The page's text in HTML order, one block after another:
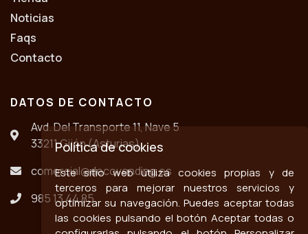
Noticias
Faqs
Contacto
DATOS DE CONTACTO
Avd. Del Transporte 11, Nave 5
33211 Gijón (Asturias)
comercial@decovending.es
985 13 44 85
Política de cookies
Este sitio web utiliza cookies propias y de
terceros para mejorar nuestros servicios y
optimizar su navegación. Puedes aceptar todas
las cookies pulsando el botón Aceptar todas o